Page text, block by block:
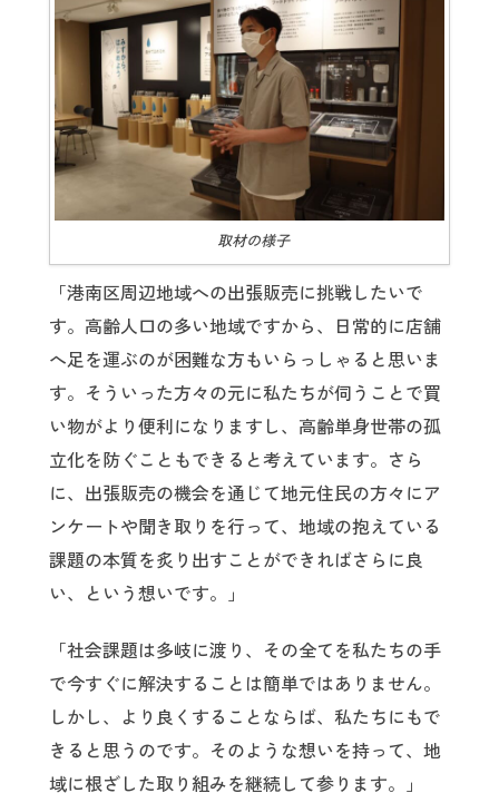
取材の様子
「港南区周辺地域への出張販売に挑戦したいで
す。高齢人口の多い地域ですから、日常的に店舗
へ足を運ぶのが困難な方もいらっしゃると思いま
す。そういった方々の元に私たちが伺うことで買
い物がより便利になりますし、高齢単身世帯の孤
立化を防ぐこともできると考えています。さら
に、出張販売の機会を通じて地元住民の方々にア
ンケートや聞き取りを行って、地域の抱えている
課題の本質を炙り出すことができればさらに良
い、という想いです。」
「社会課題は多岐に渡り、その全てを私たちの手
で今すぐに解決することは簡単ではありません。
しかし、より良くすることならば、私たちにもで
きると思うのです。そのような想いを持って、地
域に根ざした取り組みを継続して参ります。」